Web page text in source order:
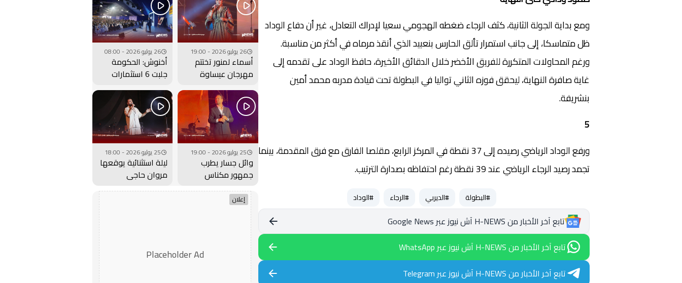
ومع بداية الجولة الثانية، كثف الرجاء ضغطه الهجومي سعيا لإدراك التعادل، غير أن دفاع الوداد
ظل متماسكا، إلى جانب استمرار تألق الحارس بنعبيد الذي أنقذ مرماه في أكثر من مناسبة.
ورغم المحاولات المتكررة للفريق الأخضر خلال الدقائق الأخيرة، حافظ الوداد على تقدمه إلى
غاية صافرة النهاية، ليحقق فوزه الثاني تواليا في البطولة تحت قيادة مدربه محمد أمين
بنشريفة.
5
ورفع الوداد الرياضي رصيده إلى 37 نقطة في المركز الرابع، مقلصا الفارق مع فرق المقدمة، بينما
تجمد رصيد الرجاء الرياضي عند 39 نقطة رغم احتفاظه بصدارة الترتيب.
#البطولة #الديربي #الرجاء #الوداد
تابع آخر الأخبار من H-NEWS آش نيوز عبر Google News
تابع آخر الأخبار من H-NEWS آش نيوز عبر WhatsApp
تابع آخر الأخبار من H-NEWS آش نيوز عبر Telegram
الوراء؟
26 يوليو 2026 - 19:00
أسماء لمنور تختتم
مهرجان عيساوة
بحفل جماهيري كبير..
فيديو
26 يوليو 2026 - 08:00
أخنوش: الحكومة
جلبت 6 استثمارات
ضخمة للداخلة وادي
الذهب
25 يوليو 2026 - 19:00
وائل جسار يطرب
جمهور مكناس
بمهرجان عيساوة..
فيديو
25 يوليو 2026 - 18:00
ليلة استثنائية يوقعها
مروان حاجي
بمهرجان عيساوة..
إعلان
Placeholder Ad